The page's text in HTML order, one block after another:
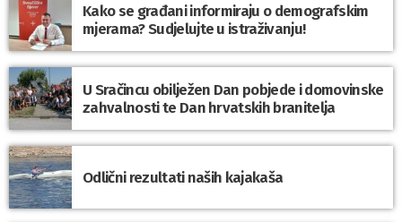
Kako se građani informiraju o demografskim
mjerama? Sudjelujte u istraživanju!
U Sračincu obilježen Dan pobjede i domovinske
zahvalnosti te Dan hrvatskih branitelja
Odlični rezultati naših kajakaša